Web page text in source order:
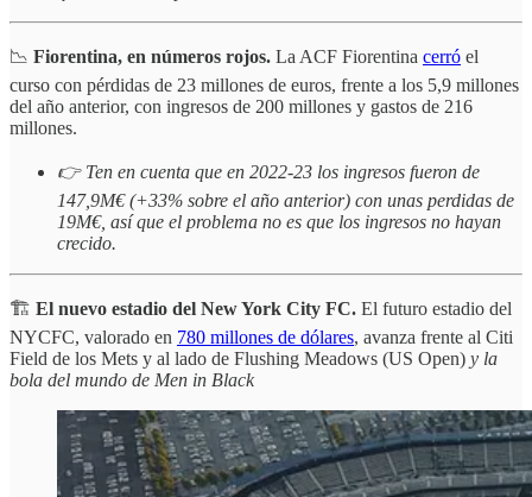
📉 Fiorentina, en números rojos. La ACF Fiorentina cerró el
curso con pérdidas de 23 millones de euros, frente a los 5,9 millones
del año anterior, con ingresos de 200 millones y gastos de 216
millones.
👉 Ten en cuenta que en 2022-23 los ingresos fueron de
147,9M€ (+33% sobre el año anterior) con unas perdidas de
19M€, así que el problema no es que los ingresos no hayan
crecido.
🏗️ El nuevo estadio del New York City FC. El futuro estadio del
NYCFC, valorado en 780 millones de dólares, avanza frente al Citi
Field de los Mets y al lado de Flushing Meadows (US Open) y la
bola del mundo de Men in Black